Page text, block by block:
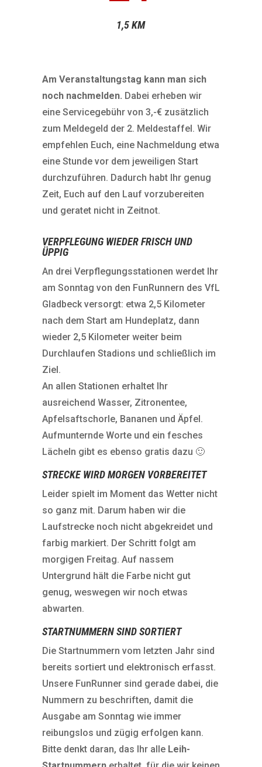
1,5 KM
Am Veranstaltungstag kann man sich
noch nachmelden. Dabei erheben wir
eine Servicegebühr von 3,-€ zusätzlich
zum Meldegeld der 2. Meldestaffel. Wir
empfehlen Euch, eine Nachmeldung etwa
eine Stunde vor dem jeweiligen Start
durchzuführen. Dadurch habt Ihr genug
Zeit, Euch auf den Lauf vorzubereiten
und geratet nicht in Zeitnot.
VERPFLEGUNG WIEDER FRISCH UND
ÜPPIG
An drei Verpflegungsstationen werdet Ihr
am Sonntag von den FunRunnern des VfL
Gladbeck versorgt: etwa 2,5 Kilometer
nach dem Start am Hundeplatz, dann
wieder 2,5 Kilometer weiter beim
Durchlaufen Stadions und schließlich im
Ziel.
An allen Stationen erhaltet Ihr
ausreichend Wasser, Zitronentee,
Apfelsaftschorle, Bananen und Äpfel.
Aufmunternde Worte und ein fesches
Lächeln gibt es ebenso gratis dazu 🙂
STRECKE WIRD MORGEN VORBEREITET
Leider spielt im Moment das Wetter nicht
so ganz mit. Darum haben wir die
Laufstrecke noch nicht abgekreidet und
farbig markiert. Der Schritt folgt am
morgigen Freitag. Auf nassem
Untergrund hält die Farbe nicht gut
genug, weswegen wir noch etwas
abwarten.
STARTNUMMERN SIND SORTIERT
Die Startnummern vom letzten Jahr sind
bereits sortiert und elektronisch erfasst.
Unsere FunRunner sind gerade dabei, die
Nummern zu beschriften, damit die
Ausgabe am Sonntag wie immer
reibungslos und zügig erfolgen kann.
Bitte denkt daran, das Ihr alle Leih-